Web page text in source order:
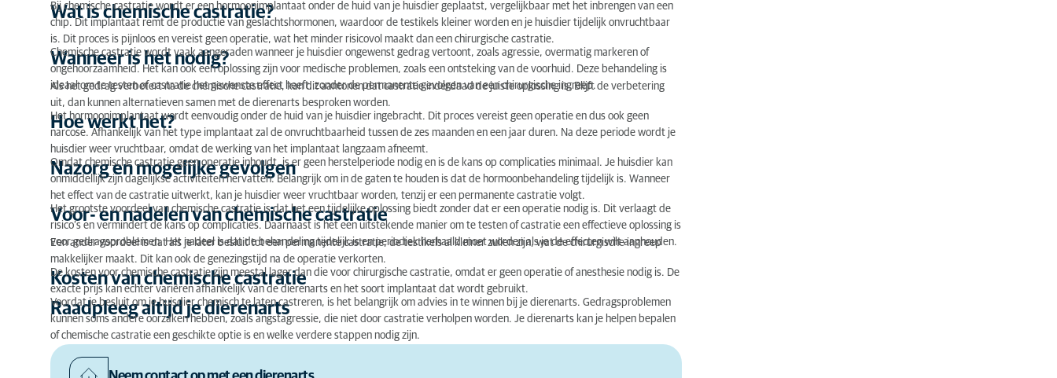
Wat is chemische castratie?
Wanneer is het nodig?
Hoe werkt het?
Nazorg en mogelijke gevolgen
Voor- en nadelen van chemische castratie
Kosten van chemische castratie
Raadpleeg altijd je dierenarts
Wat is chemische castratie?
Bij chemische castratie wordt er een hormoonimplantaat onder de huid van je huisdier geplaatst, vergelijkbaar met het inbrengen van een
chip. Dit implantaat remt de productie van geslachtshormonen, waardoor de testikels kleiner worden en je huisdier tijdelijk onvruchtbaar
is. Dit proces is pijnloos en vereist geen operatie, wat het minder risicovol maakt dan een chirurgische castratie.
Wanneer is het nodig?
Chemische castratie wordt vaak aangeraden wanneer je huisdier ongewenst gedrag vertoont, zoals agressie, overmatig markeren of
ongehoorzaamheid. Het kan ook een oplossing zijn voor medische problemen, zoals een ontsteking van de voorhuid. Deze behandeling is
ideaal om te testen of castratie het gewenste effect heeft, zonder de permanente gevolgen van een chirurgische ingreep.
Als het gedrag verbetert na de chemische castratie, kan dit aantonen dat castratie inderdaad de juiste oplossing is. Blijft de verbetering
uit, dan kunnen alternatieven samen met de dierenarts besproken worden.
Hoe werkt het?
Het hormoonimplantaat wordt eenvoudig onder de huid van je huisdier ingebracht. Dit proces vereist geen operatie en dus ook geen
narcose. Afhankelijk van het type implantaat zal de onvruchtbaarheid tussen de zes maanden en een jaar duren. Na deze periode wordt je
huisdier weer vruchtbaar, omdat de werking van het implantaat langzaam afneemt.
Nazorg en mogelijke gevolgen
Omdat chemische castratie geen operatie inhoudt, is er geen herstelperiode nodig en is de kans op complicaties minimaal. Je huisdier kan
onmiddellijk zijn dagelijkse activiteiten hervatten. Belangrijk om in de gaten te houden is dat de hormoonbehandeling tijdelijk is. Wanneer
het effect van de castratie uitwerkt, kan je huisdier weer vruchtbaar worden, tenzij er een permanente castratie volgt.
Voor- en nadelen van chemische castratie
Het grootste voordeel van chemische castratie is dat het een tijdelijke oplossing biedt zonder dat er een operatie nodig is. Dit verlaagt de
risico’s en vermindert de kans op complicaties. Daarnaast is het een uitstekende manier om te testen of castratie een effectieve oplossing is
voor gedragsproblemen. Het nadeel is dat de behandeling tijdelijk is en periodiek herhaald moet worden als je de effecten wilt aanhouden.
Een ander voordeel is dat als je later besluit tot een permanente castratie, de testikels al kleiner zullen zijn, wat de chirurgische ingreep
makkelijker maakt. Dit kan ook de genezingstijd na de operatie verkorten.
Kosten van chemische castratie
De kosten voor chemische castratie zijn meestal lager dan die voor chirurgische castratie, omdat er geen operatie of anesthesie nodig is. De
exacte prijs kan echter variëren afhankelijk van de dierenarts en het soort implantaat dat wordt gebruikt.
Raadpleeg altijd je dierenarts
Voordat je besluit om je huisdier chemisch te laten castreren, is het belangrijk om advies in te winnen bij je dierenarts. Gedragsproblemen
kunnen soms andere oorzaken hebben, zoals angstagressie, die niet door castratie verholpen worden. Je dierenarts kan je helpen bepalen
of chemische castratie een geschikte optie is en welke verdere stappen nodig zijn.